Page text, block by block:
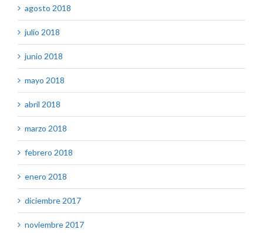
agosto 2018
julio 2018
junio 2018
mayo 2018
abril 2018
marzo 2018
febrero 2018
enero 2018
diciembre 2017
noviembre 2017